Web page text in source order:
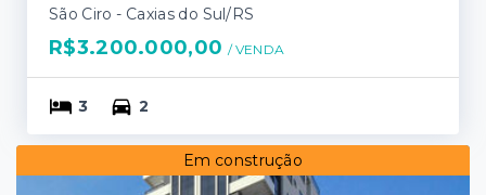
São Ciro - Caxias do Sul/RS
R$3.200.000,00 / VENDA
3 2
Em construção